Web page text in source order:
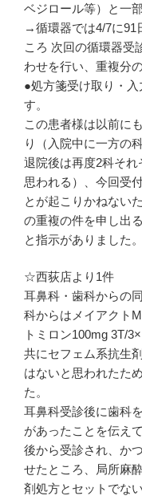
ベジロール等）と一
→循環器では4/7に91
ころ 次回の循環器受
わせを行い、重複分
●処方箋受け取り・
す。
この患者様は以前に
り（入院中に一方の
退院後は再度2科そ
思われる）、今回受
とが起こりかねない
の重複の件を申し出
と指示がありました。
☆西荻店より1件
耳鼻科・歯科からの
科からはメイアクト
トミロン100mg 3T/
共にセフェム系抗生
はないと思われたた
た。
耳鼻科受診後に歯科
があったことを伝え
後から受診され、か
せたところ、局所麻
剤処方とセットでな